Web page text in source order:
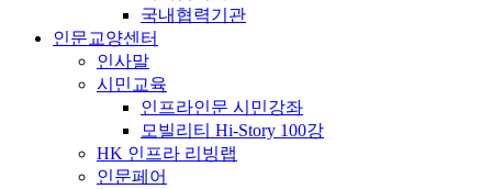
국내협력기관
인문교양센터
인사말
시민교육
인프라인문 시민강좌
모빌리티 Hi-Story 100강
HK 인프라 리빙랩
인문페어